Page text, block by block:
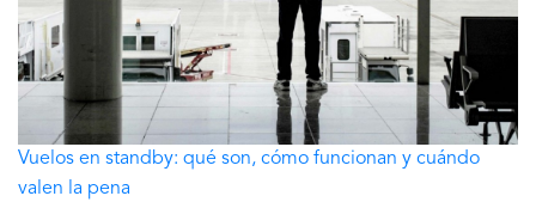
Vuelos en standby: qué son, cómo funcionan y cuándo
valen la pena